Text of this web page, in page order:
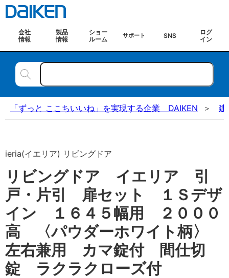
会社
情報
製品
情報
ショー
ルーム
サポート SNS
ログ
イン
「ずっと ここちいいね」を実現する企業 DAIKEN 建
ieria(イエリア) リビングドア
リビングドア イエリア 引
戸・片引 扉セット １Ｓデザ
イン １６４５幅用 ２０００
高 〈パウダーホワイト柄〉
左右兼用 カマ錠付 間仕切
錠 ラクラクローズ付